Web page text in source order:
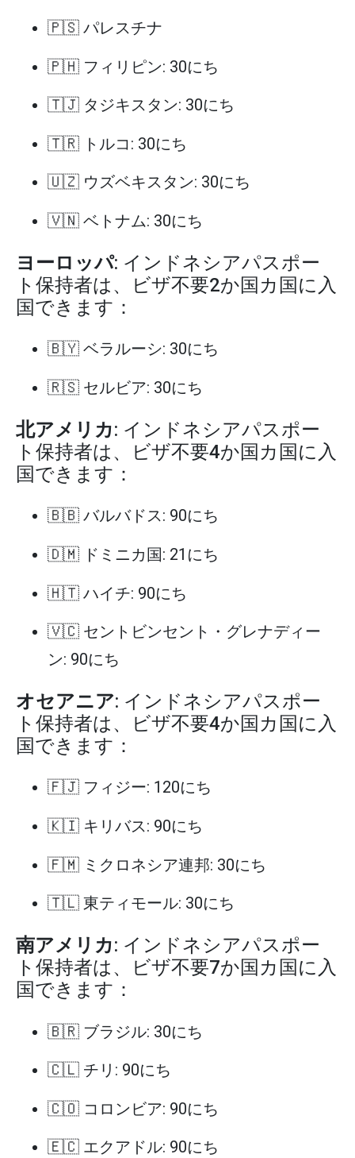
🇵🇸 パレスチナ
🇵🇭 フィリピン: 30にち
🇹🇯 タジキスタン: 30にち
🇹🇷 トルコ: 30にち
🇺🇿 ウズベキスタン: 30にち
🇻🇳 ベトナム: 30にち
ヨーロッパ: インドネシアパスポー
ト保持者は、ビザ不要2か国カ国に入
国できます：
🇧🇾 ベラルーシ: 30にち
🇷🇸 セルビア: 30にち
北アメリカ: インドネシアパスポー
ト保持者は、ビザ不要4か国カ国に入
国できます：
🇧🇧 バルバドス: 90にち
🇩🇲 ドミニカ国: 21にち
🇭🇹 ハイチ: 90にち
🇻🇨 セントビンセント・グレナディー
ン: 90にち
オセアニア: インドネシアパスポー
ト保持者は、ビザ不要4か国カ国に入
国できます：
🇫🇯 フィジー: 120にち
🇰🇮 キリバス: 90にち
🇫🇲 ミクロネシア連邦: 30にち
🇹🇱 東ティモール: 30にち
南アメリカ: インドネシアパスポー
ト保持者は、ビザ不要7か国カ国に入
国できます：
🇧🇷 ブラジル: 30にち
🇨🇱 チリ: 90にち
🇨🇴 コロンビア: 90にち
🇪🇨 エクアドル: 90にち